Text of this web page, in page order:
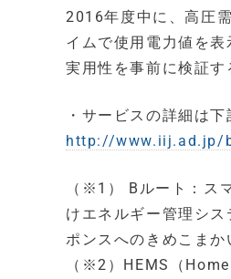
2016年度中に、高圧
イムで使用電力値を
実用性を事前に検証す
・サービスの詳細は下
http://www.iij.ad.jp/
（※1） Bルート：ス
けエネルギー管理シ
ポンスへのきめこまか
（※2）HEMS（